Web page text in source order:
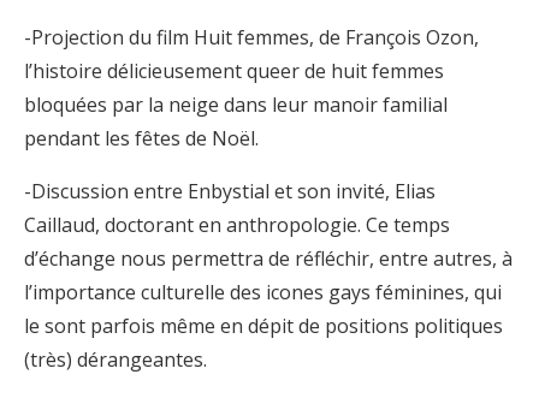
-Projection du film Huit femmes, de François Ozon,
l’histoire délicieusement queer de huit femmes
bloquées par la neige dans leur manoir familial
pendant les fêtes de Noël.
-Discussion entre Enbystial et son invité, Elias
Caillaud, doctorant en anthropologie. Ce temps
d’échange nous permettra de réfléchir, entre autres, à
l’importance culturelle des icones gays féminines, qui
le sont parfois même en dépit de positions politiques
(très) dérangeantes.